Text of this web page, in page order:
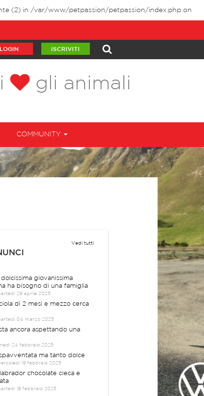
(2) in /var/www/petpassion/petpassion/index.php on
LOGIN ISCRIVITI
gli animali
COMMUNITY
Vedi tutti
dolcissima giovanissima
ha bisogno di una famiglia
29 aprile 2025
di 2 mesi e mezzo cerca
04 marzo 2025
sta ancora aspettando una
24 febbraio 2025
ma tanto dolce
19 febbraio 2025
chocolate cieca e
18 febbraio 2025